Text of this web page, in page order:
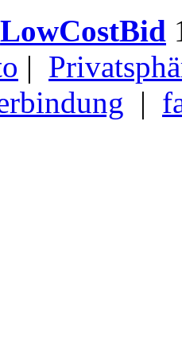
LowCostBid
|
|